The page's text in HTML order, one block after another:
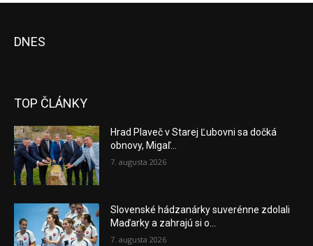
DNES
TOP ČLÁNKY
Hrad Plaveč v Starej Ľubovni sa dočká
obnovy, Migaľ...
7. augusta 2026
Slovenské hádzanárky suverénne zdolali
Maďarky a zahrajú si o...
7. augusta 2026